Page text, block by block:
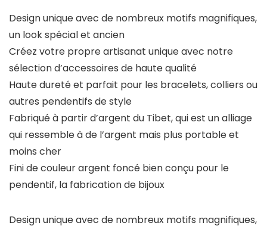
Design unique avec de nombreux motifs magnifiques,
un look spécial et ancien
Créez votre propre artisanat unique avec notre
sélection d’accessoires de haute qualité
Haute dureté et parfait pour les bracelets, colliers ou
autres pendentifs de style
Fabriqué à partir d’argent du Tibet, qui est un alliage
qui ressemble à de l’argent mais plus portable et
moins cher
Fini de couleur argent foncé bien conçu pour le
pendentif, la fabrication de bijoux
Design unique avec de nombreux motifs magnifiques,